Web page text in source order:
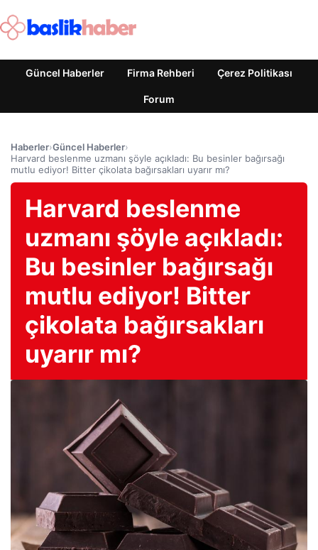
Güncel Haberler Firma Rehberi Çerez Politikası
Forum
Haberler›Güncel Haberler›
Harvard beslenme uzmanı şöyle açıkladı: Bu besinler bağırsağı
mutlu ediyor! Bitter çikolata bağırsakları uyarır mı?
Harvard beslenme
uzmanı şöyle açıkladı:
Bu besinler bağırsağı
mutlu ediyor! Bitter
çikolata bağırsakları
uyarır mı?